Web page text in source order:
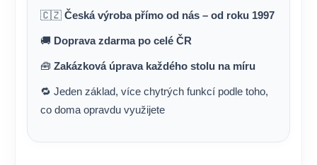
🇨🇿Česká výroba přímo od nás – od roku 1997
🚚 Doprava zdarma po celé ČR
🧰Zakázková úprava každého stolu na míru
🔁 Jeden základ, více chytrých funkcí podle toho,
co doma opravdu využijete